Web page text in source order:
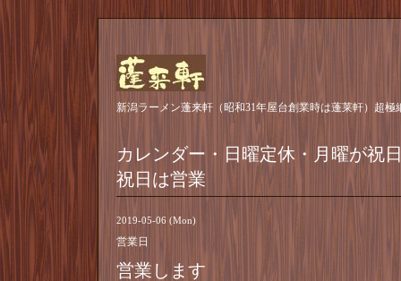
新潟ラーメン蓬来軒（昭和31年屋台創業時は蓬莱軒）超
カレンダー・日曜定休・月曜が祝
祝日は営業
2019-05-06 (Mon)
営業日
営業します